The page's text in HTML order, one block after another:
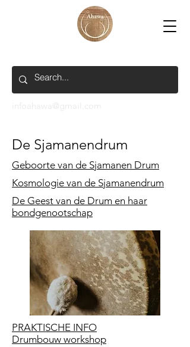
infoahawa@gmail.com
De Sjamanendrum
Geboorte van de Sjamanen Drum
Kosmologie van de Sjamanendrum
De Geest van de Drum en haar
bondgenootschap
PRAKTISCHE INFO
Drumbouw workshop